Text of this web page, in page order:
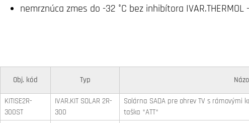
nemrznúca zmes do -32 °C bez inhibítora IVAR.THERMOL
Obj. kód Typ
KITISE2R-
300ST
IVAR.KIT SOLAR 2R-
300
Solárna SADA pre ohrev TV s rámovými
taška *ATT*